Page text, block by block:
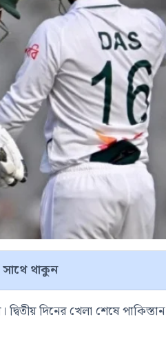
থাকুন
দিনের খেলা শেষে পাকিস্তান